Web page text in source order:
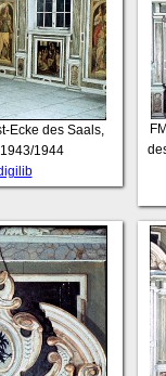
Ecke des Saals,
1944